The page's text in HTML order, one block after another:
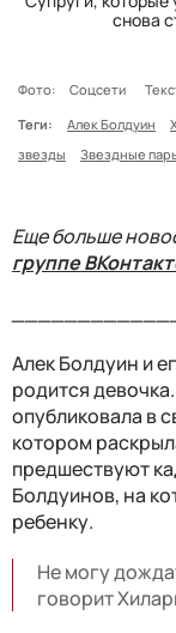
снова
Фото: Соцсети
Теги:
Алек Болдуин
звезды
Звездные
Еще больше
группе
Алек Болдуин и
родится
опубликовала в
котором
предшествуют
Болдуинов, на
ребенку.
Не могу
говорит